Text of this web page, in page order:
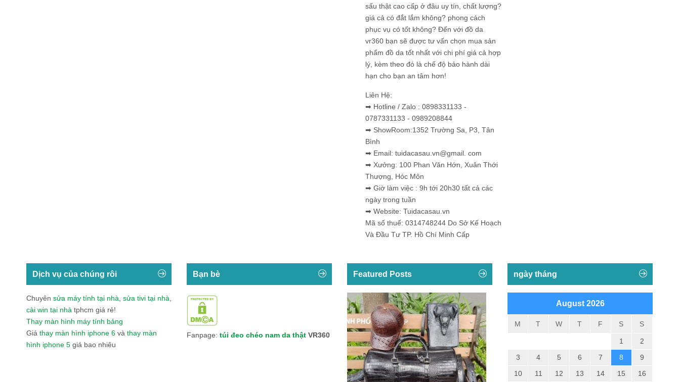
sấu thật cao cấp ở đâu uy tín, chất lượng?
giá cả có đắt lắm không? phong cách
phục vụ có tốt không? Đến với đồ da
vr360 bạn sẽ được tư vấn chọn mua sản
phẩm đồ da tốt nhất với chi phí giá cả hợp
lý, kèm theo đó là chế độ bảo hành dài
hạn cho bạn an tâm hơn!
Liên Hệ:
➡ Hotline / Zalo : 0898331133 -
0787331133 - 0989208844
➡ ShowRoom:1352 Trường Sa, P3, Tân
Bình
➡ Email: tuidacasau.vn@gmail. com
➡ Xưởng: 100 Phan Văn Hớn, Xuân Thới
Thượng, Hóc Môn
➡ Giờ làm việc : 9h tới 20h30 tất cả các
ngày trong tuần
➡ Website: Tuidacasau.vn
Mã số thuế: 0314748244 Do Sở Kế Hoạch
Và Đầu Tư TP. Hồ Chí Minh Cấp
Dịch vụ của chúng rôi
Chuyên sửa máy tính tại nhà sửa tivi tại nhà
cài win tại nhà tphcm giá rẻ!
Thay màn hình máy tính bảng
Giá thay màn hình iphone 6 và thay màn
hình iphone 5 giá bao nhiêu
Bạn bè
Fanpage: túi đeo chéo nam da thật VR360
Featured Posts ngày tháng
August 2026
M T W T F S S
1
2
3
4 5 6 7 8
9
10
11 12 13 14 15 16